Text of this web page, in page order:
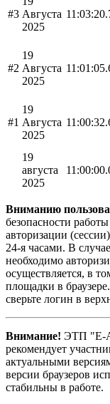
#3 Августа
2025
#2
19
Августа
2025
#1
19
Августа
2025
19
августа
2025
Вниманию
безопасности
авторизации
24-я часами. В
необходимо
осуществляется, в
площадки в
сверьте логин в
Внимание! ЭТП "E-
рекомендует
актуальными
версии браузеров
стабильны в работе.